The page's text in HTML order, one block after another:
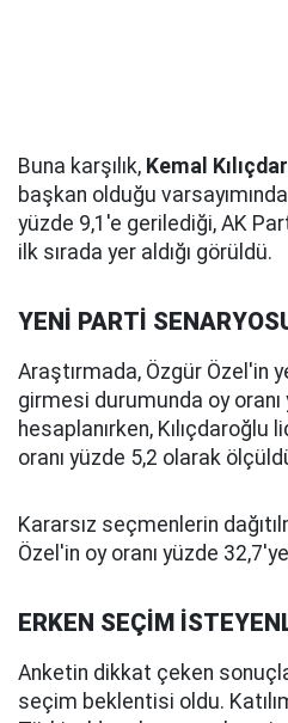
Buna karşılık, Kemal
başkan olduğu varsayımında
yüzde 9,1'e gerilediği, AK
ilk sırada yer aldığı görüldü.
YENİ PARTİ
Araştırmada, Özgür Özel'in
girmesi durumunda oy
hesaplanırken, Kılıçdaroğlu
oranı yüzde 5,2 olarak
Kararsız seçmenlerin
Özel'in oy oranı yüzde
ERKEN SEÇİM
Anketin dikkat çeken
seçim beklentisi oldu.